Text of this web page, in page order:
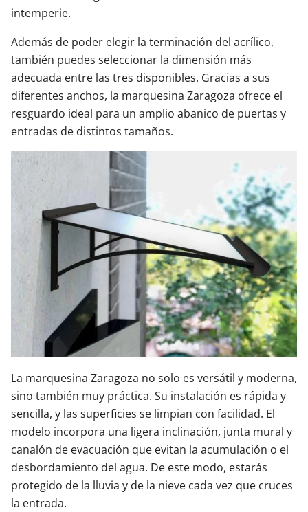
intemperie.
Además de poder elegir la terminación del acrílico,
también puedes seleccionar la dimensión más
adecuada entre las tres disponibles. Gracias a sus
diferentes anchos, la marquesina Zaragoza ofrece el
resguardo ideal para un amplio abanico de puertas y
entradas de distintos tamaños.
La marquesina Zaragoza no solo es versátil y moderna,
sino también muy práctica. Su instalación es rápida y
sencilla, y las superficies se limpian con facilidad. El
modelo incorpora una ligera inclinación, junta mural y
canalón de evacuación que evitan la acumulación o el
desbordamiento del agua. De este modo, estarás
protegido de la lluvia y de la nieve cada vez que cruces
la entrada.